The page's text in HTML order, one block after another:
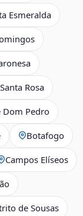
Esmeralda
Rosa
Pedro
Botafogo
Campos Elíseos
de Sousas